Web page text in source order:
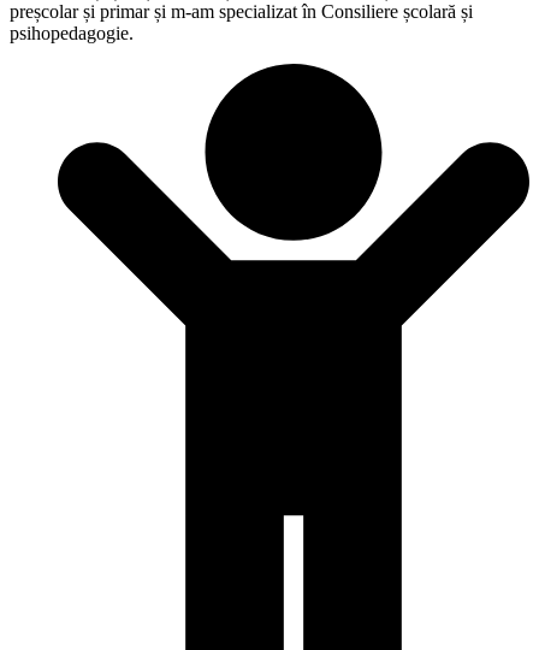
preșcolar și primar și m-am specializat în Consiliere școlară și
psihopedagogie.